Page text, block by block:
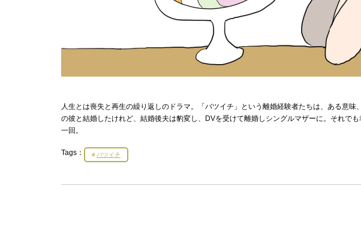
人生とは喪失と再生の繰り返しのドラマ。「バツイチ」という離婚経験者たちは、ある意
の彼と結婚したけれど、結婚後夫は豹変し、DVを受けて離婚しシングルマザーに。それで
一回。
Tags： バツイチ